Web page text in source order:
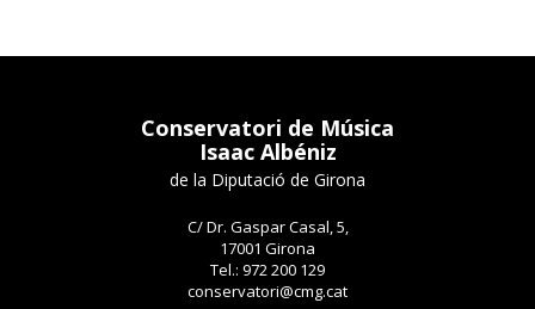
Conservatori de Música
Isaac Albéniz
de la Diputació de Girona
C/ Dr. Gaspar Casal, 5,
17001 Girona
Tel.: 972 200 129
conservatori@cmg.cat